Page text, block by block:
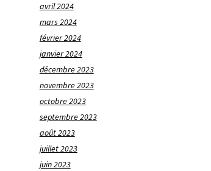
avril 2024
mars 2024
février 2024
janvier 2024
décembre 2023
novembre 2023
octobre 2023
septembre 2023
août 2023
juillet 2023
juin 2023